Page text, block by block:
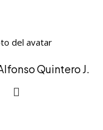
Quintero J.